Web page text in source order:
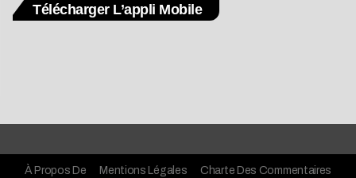
Télécharger L’appli Mobile
À Propos De Mentions Légales Charte Des Commentaires